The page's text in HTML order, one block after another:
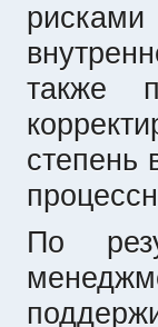
также
степень
По